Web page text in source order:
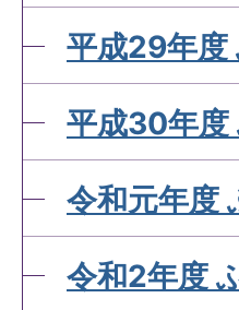
平成29年度
平成30年度
令和元年度
令和2年度